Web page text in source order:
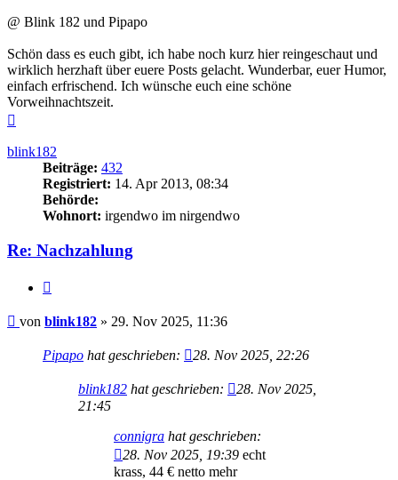
@ Blink 182 und Pipapo
Schön dass es euch gibt, ich habe noch kurz hier reingeschaut und
wirklich herzhaft über euere Posts gelacht. Wunderbar, euer Humor,
einfach erfrischend. Ich wünsche euch eine schöne
Vorweihnachtszeit.
blink182
Beiträge: 432
Registriert: 14. Apr 2013, 08:34
Behörde:
Wohnort: irgendwo im nirgendwo
Re: Nachzahlung
Beitrag
von blink182 » 29. Nov 2025, 11:36
Pipapo hat geschrieben: 28. Nov 2025, 22:26
blink182 hat geschrieben:
28. Nov 2025,
21:45
connigra hat geschrieben:
28. Nov 2025, 19:39 echt
krass, 44 € netto mehr